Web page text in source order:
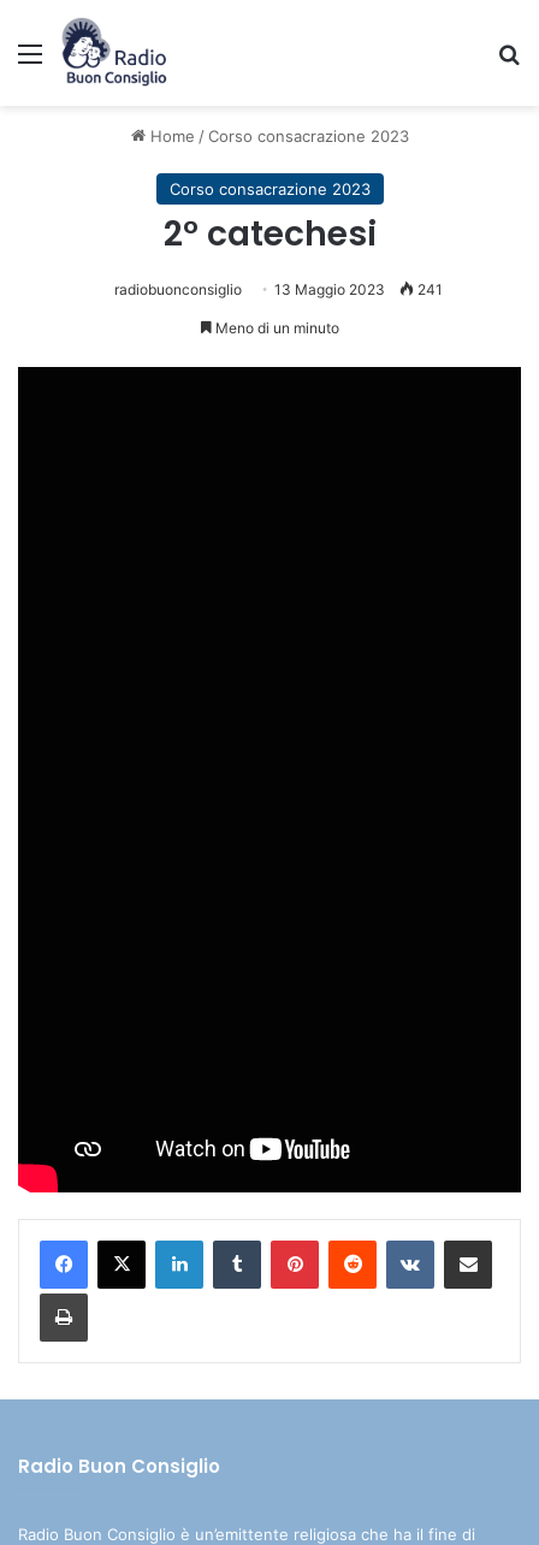
Menu
Home / Corso consacrazione 2023
Corso consacrazione 2023
2° catechesi
radiobuonconsiglio 13 Maggio 2023 241
Meno di un minuto
Radio Buon Consiglio
Radio Buon Consiglio è un’emittente religiosa che ha il fine di